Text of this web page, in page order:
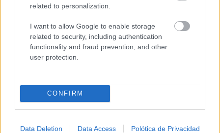
related to personalization.
I want to allow Google to enable storage
related to security, including authentication
functionality and fraud prevention, and other
user protection.
CONFIRM
Data Deletion Data Access Polótica de Privacidad